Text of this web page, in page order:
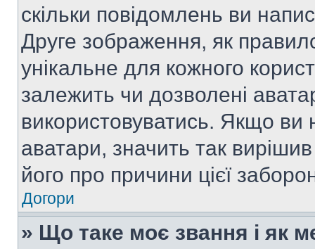
скільки повідомлень ви
Друге зображення, як
унікальне для кожного
залежить чи дозволені
використовуватись. Якщо ви
аватари, значить так
його про причини цієї
Догори
» Що таке моє звання і як